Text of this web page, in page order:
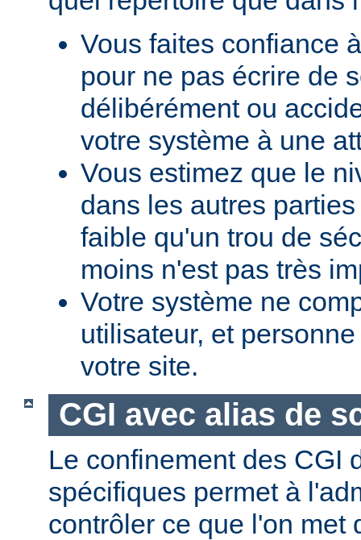
Vous faites confiance
pour ne pas écrire de
délibérément ou
votre système à une
Vous estimez que le
dans les autres
faible qu'un trou de
moins n'est pas très
Votre système ne
utilisateur, et
votre site.
CGI avec alias de
Le confinement des CGI
spécifiques permet à
contrôler ce que l'on met